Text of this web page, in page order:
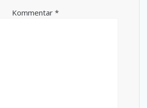
Kommentar *